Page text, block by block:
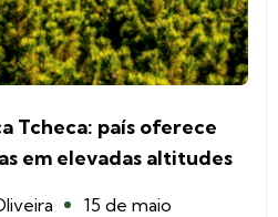
Tcheca: país oferece
em elevadas altitudes
15 de maio